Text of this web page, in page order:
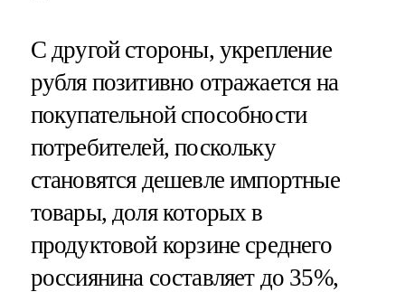
С другой стороны, укрепление
рубля позитивно отражается на
покупательной способности
потребителей, поскольку
становятся дешевле импортные
товары, доля которых в
продуктовой корзине среднего
россиянина составляет до 35%,